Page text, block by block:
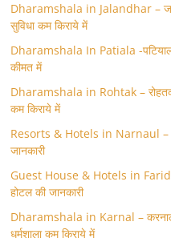
Dharamshala in Jalandhar –
सुविधा कम किराये में
Dharamshala In Patiala -
कीमत में
Dharamshala in Rohtak – रोहतक
कम किराये में
Resorts & Hotels in Narnaul –
जानकारी
Guest House & Hotels in
होटल की जानकारी
Dharamshala in Karnal – करनाल
धर्मशाला कम किराये में